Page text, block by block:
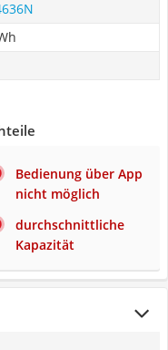
Bedienung über App
nicht möglich
durchschnittliche
Kapazität